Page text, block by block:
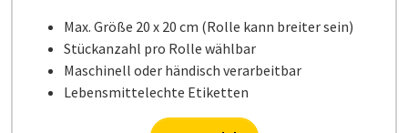
Max. Größe 20 x 20 cm (Rolle kann breiter sein)
Stückanzahl pro Rolle wählbar
Maschinell oder händisch verarbeitbar
Lebensmittelechte Etiketten